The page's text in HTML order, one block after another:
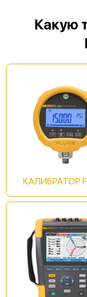
Какую
КАЛИБРАТОР